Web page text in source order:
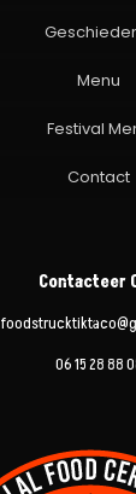
Menu
Festival
Contact
Contacteer
06 15 28 88